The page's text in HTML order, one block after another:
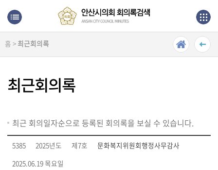
본문으로 바로가기
메인메뉴 바로가기
최
근
의
록
단
순
검
색
홈 > 최근회의록
최근회의록
최근 회의일자순으로 등록된 회의록을 보실 수 있습니다.
5385 2025년도 제7호
문화복지위원회행정사무감사
2025.06.19 목요일